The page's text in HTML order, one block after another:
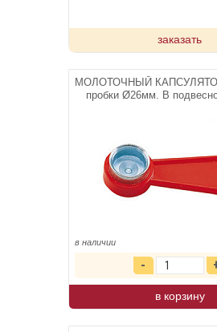
заказать
МОЛОТОЧНЫЙ
пробки Ø26мм. В
в наличии
в корзину